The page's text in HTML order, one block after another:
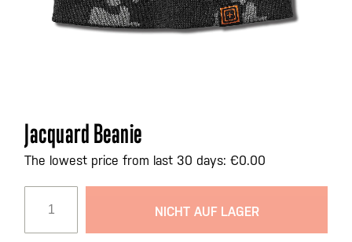
Zum
Anfang
der
Jacquard Beanie
The lowest price from last 30 days: €0.00
NICHT AUF LAGER